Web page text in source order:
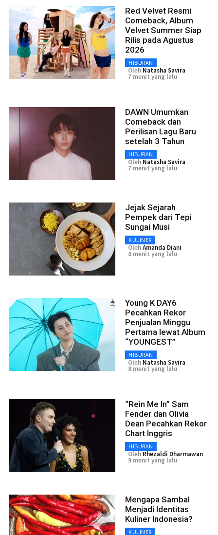
Red Velvet Resmi
Comeback, Album
Velvet Summer Siap
Rilis pada Agustus
2026
HIBURAN
Oleh Natasha Savira
7 menit yang lalu
DAWN Umumkan
Comeback dan
Perilisan Lagu Baru
setelah 3 Tahun
HIBURAN
Oleh Natasha Savira
7 menit yang lalu
Jejak Sejarah
Pempek dari Tepi
Sungai Musi
KULINER
OlehAmanda Diani
8 menit yang lalu
Young K DAY6
Pecahkan Rekor
Penjualan Minggu
Pertama lewat Album
“YOUNGEST”
HIBURAN
Oleh Natasha Savira
8 menit yang lalu
“Rein Me In” Sam
Fender dan Olivia
Dean Pecahkan Rekor
Chart Inggris
HIBURAN
Oleh Rhezaldi Dharmawan
9 menit yang lalu
Mengapa Sambal
Menjadi Identitas
Kuliner Indonesia?
KULINER